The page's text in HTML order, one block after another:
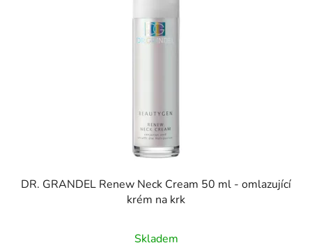
DR. GRANDEL Renew Neck Cream 50 ml - omlazující
krém na krk
Skladem